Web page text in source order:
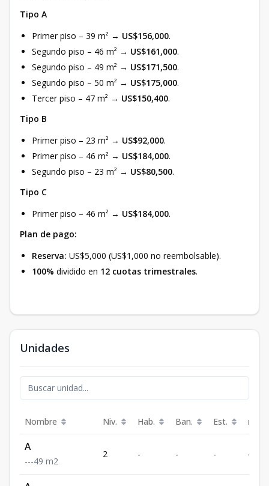
Tipo A
Primer piso – 39 m² → US$156,000.
Segundo piso – 46 m² → US$161,000.
Segundo piso – 49 m² → US$171,500.
Segundo piso – 50 m² → US$175,000.
Tercer piso – 47 m² → US$150,400.
Tipo B
Primer piso – 23 m² → US$92,000.
Primer piso – 46 m² → US$184,000.
Segundo piso – 23 m² → US$80,500.
Tipo C
Primer piso – 46 m² → US$184,000.
Plan de pago:
Reserva: US$5,000 (US$1,000 no reembolsable).
100% dividido en 12 cuotas trimestrales.
Unidades
Nombre Niv. Hab. Ban. Est. m²
A
---49 m2
2 - - - 49